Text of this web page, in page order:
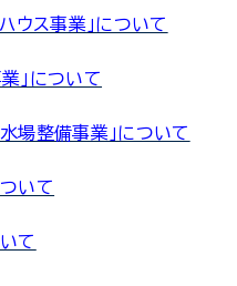
ハウス事業」について
」について
水場整備事業」について
ついて
て